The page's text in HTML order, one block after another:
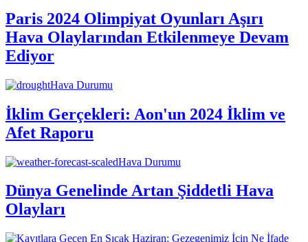
Paris 2024 Olimpiyat Oyunları Aşırı
Hava Olaylarından Etkilenmeye Devam
Ediyor
Hava Durumu
İklim Gerçekleri: Aon'un 2024 İklim ve
Afet Raporu
Hava Durumu
Dünya Genelinde Artan Şiddetli Hava
Olayları